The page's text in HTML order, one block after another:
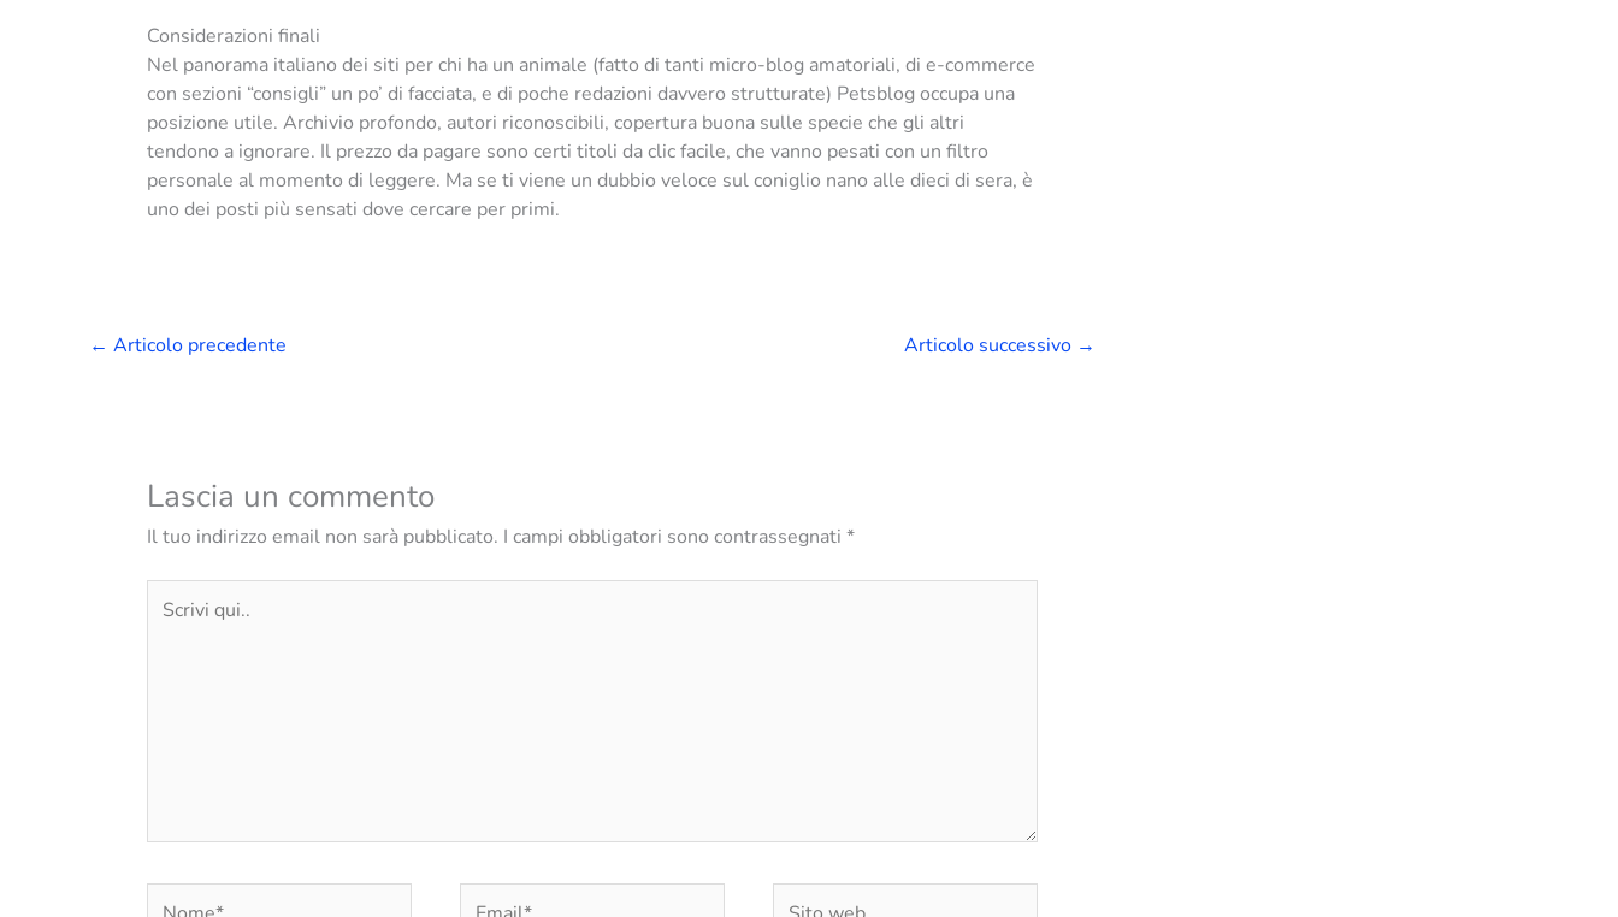
Considerazioni finali
Nel panorama italiano dei siti per chi ha un animale (fatto di tanti micro-blog amatoriali, di e-commerce
con sezioni “consigli” un po’ di facciata, e di poche redazioni davvero strutturate) Petsblog occupa una
posizione utile. Archivio profondo, autori riconoscibili, copertura buona sulle specie che gli altri
tendono a ignorare. Il prezzo da pagare sono certi titoli da clic facile, che vanno pesati con un filtro
personale al momento di leggere. Ma se ti viene un dubbio veloce sul coniglio nano alle dieci di sera, è
uno dei posti più sensati dove cercare per primi.
← Articolo precedente Articolo successivo →
Lascia un commento
Il tuo indirizzo email non sarà pubblicato. I campi obbligatori sono contrassegnati *
qui..